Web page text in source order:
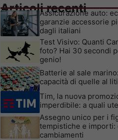
Articoli recenti
Assicurazione auto:
garanzie accessorie
dagli italiani
Test Visivo: Quanti
foto? Hai 30 secondi
genio!
Batterie al sale
capacità di quelle al
Tim, la nuova
imperdibile: a quali
Assegno unico per i
tempistiche e importi:
cambiamenti